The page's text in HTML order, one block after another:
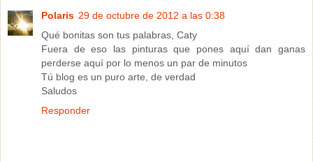
Polaris 29 de octubre de 2012 a las 0:38
Qué bonitas son tus palabras, Caty
Fuera de eso las pinturas que pones aquí dan ganas
perderse aquí por lo menos un par de minutos
Tú blog es un puro arte, de verdad
Saludos
Responder